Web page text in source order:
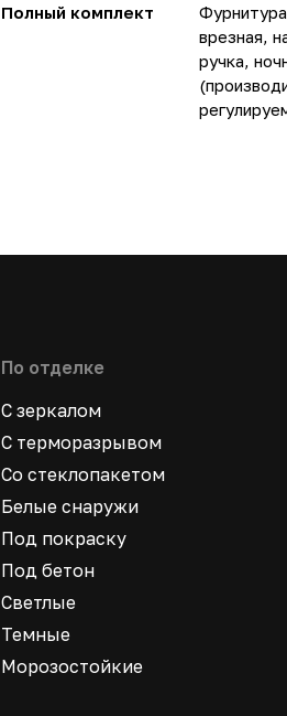
Полный комплект
врезная,
ручка,
По отделке
С зеркалом
С терморазрывом
Со стеклопакетом
Белые снаружи
Под покраску
Под бетон
Светлые
Темные
Морозостойкие